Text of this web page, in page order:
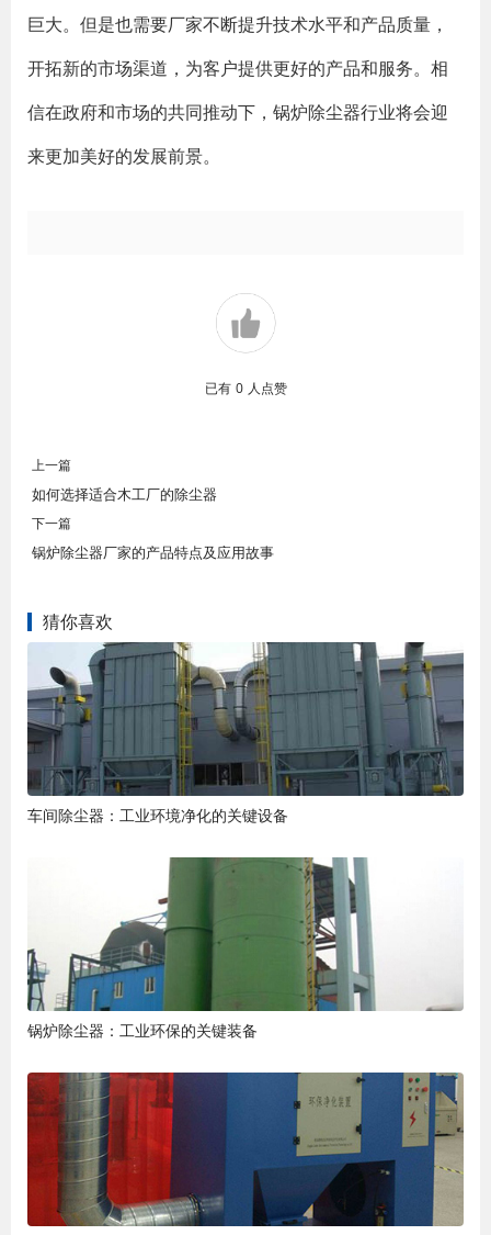
巨大。但是也需要厂家不断提升技术水平和产品质量，
开拓新的市场渠道，为客户提供更好的产品和服务。相
信在政府和市场的共同推动下，锅炉除尘器行业将会迎
来更加美好的发展前景。
已有 0 人点赞
上一篇
如何选择适合木工厂的除尘器
下一篇
锅炉除尘器厂家的产品特点及应用故事
猜你喜欢
车间除尘器：工业环境净化的关键设备
锅炉除尘器：工业环保的关键装备